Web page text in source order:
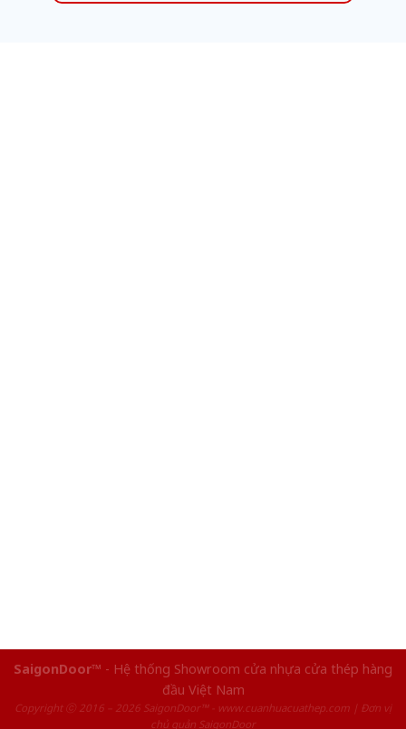
SaigonDoor™ - Hệ thống Showroom cửa nhựa cửa thép hàng
đầu Việt Nam
Copyright ⓒ 2016 – 2026 SaigonDoor™ - www.cuanhuacuathep.com | Đơn vị
chủ quản SaigonDoor